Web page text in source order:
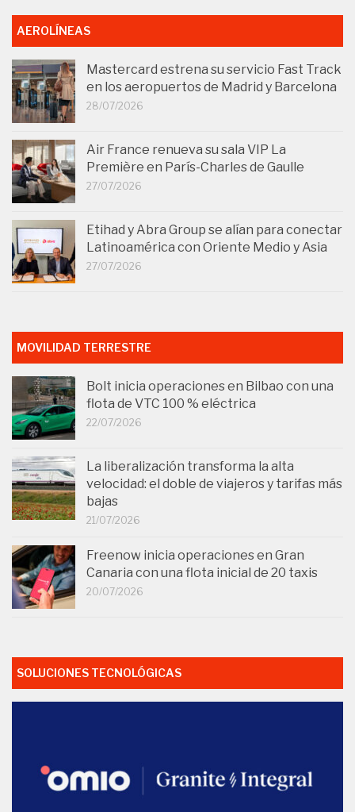
AEROLÍNEAS
Mastercard estrena su servicio Fast Track
en los aeropuertos de Madrid y Barcelona
28/07/2026
Air France renueva su sala VIP La
Première en París-Charles de Gaulle
27/07/2026
Etihad y Abra Group se alían para conectar
Latinoamérica con Oriente Medio y Asia
27/07/2026
MOVILIDAD TERRESTRE
Bolt inicia operaciones en Bilbao con una
flota de VTC 100 % eléctrica
22/07/2026
La liberalización transforma la alta
velocidad: el doble de viajeros y tarifas más
bajas
21/07/2026
Freenow inicia operaciones en Gran
Canaria con una flota inicial de 20 taxis
20/07/2026
SOLUCIONES TECNOLÓGICAS